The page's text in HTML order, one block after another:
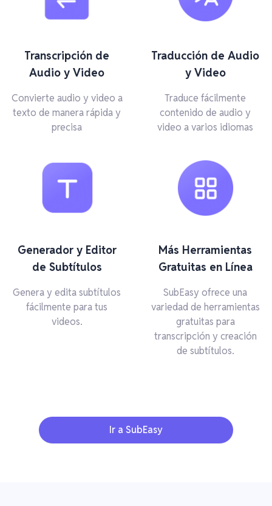
Transcripción de
Audio y Video
Convierte audio y video a
texto de manera rápida y
precisa
Traducción de Audio
y Video
Traduce fácilmente
contenido de audio y
video a varios idiomas
Generador y Editor
de Subtítulos
Genera y edita subtítulos
fácilmente para tus
videos.
Más Herramientas
Gratuitas en Línea
SubEasy ofrece una
variedad de herramientas
gratuitas para
transcripción y creación
de subtítulos.
Ir a SubEasy